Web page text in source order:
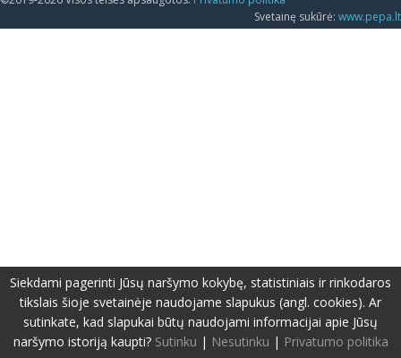
Svetainę sukūrė: www.pepa.lt
Siekdami pagerinti Jūsų naršymo kokybę, statistiniais ir rinkodaros
tikslais šioje svetainėje naudojame slapukus (angl. cookies). Ar
sutinkate, kad slapukai būtų naudojami informacijai apie Jūsų
naršymo istoriją kaupti? Sutinku | Nesutinku | Privatumo politika